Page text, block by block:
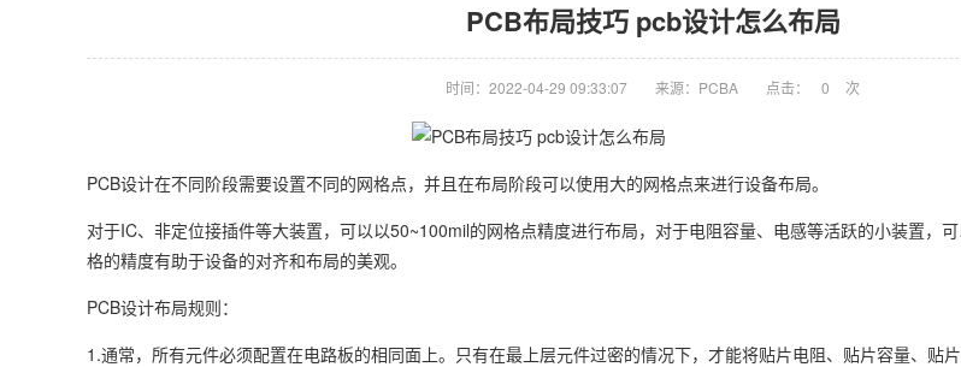
PCB布局技巧 pcb设计怎么布局
时间：2022-04-29 09:33:07 来源：PCBA 点击： 0 次
PCB设计在不同阶段需要设置不同的网格点，并且在布局阶段可以使用大的网格点来进行设备布局。
对于IC、非定位接插件等大装置，可以以50~100mil的网格点精度进行布局，对于电阻容量、电感等活跃的小装置，
格的精度有助于设备的对齐和布局的美观。
PCB设计布局规则：
1.通常，所有元件必须配置在电路板的相同面上。只有在最上层元件过密的情况下，才能将贴片电阻、贴片容量、贴